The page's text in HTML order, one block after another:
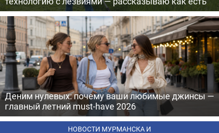
Деним нулевых: почему ваши любимые джинсы —
главный летний must-have 2026
НОВОСТИ МУРМАНСКА И